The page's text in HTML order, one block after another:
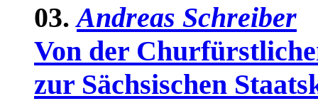
03.Andreas Schreiber
Von der
zur Sächsischen